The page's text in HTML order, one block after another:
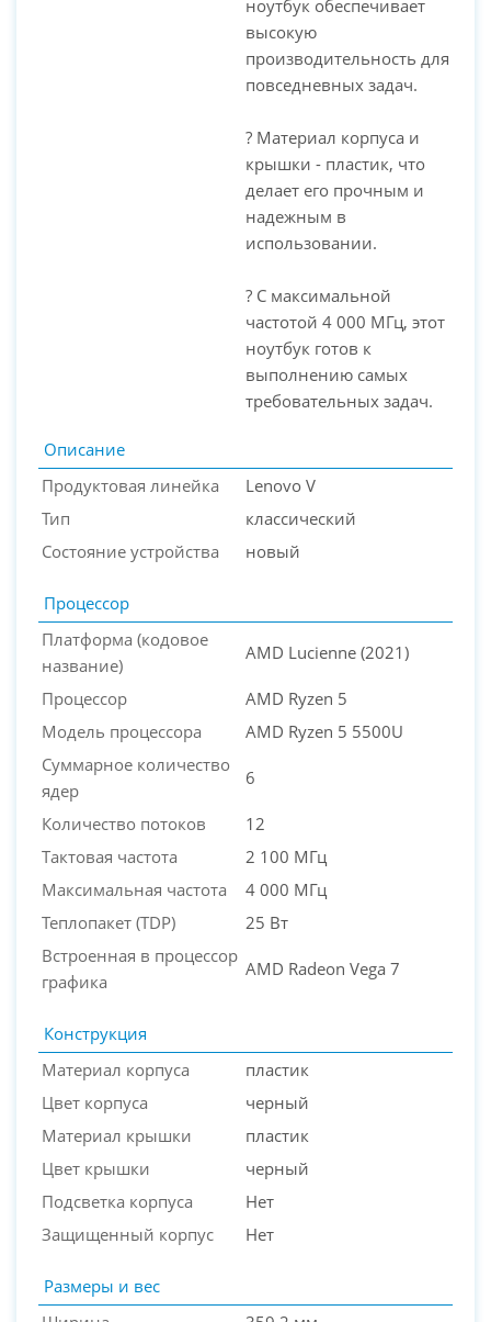
ноутбук обеспечивает
высокую
производительность для
повседневных задач.
? Материал корпуса и
крышки - пластик, что
делает его прочным и
надежным в
использовании.
? С максимальной
частотой 4 000 МГц, этот
ноутбук готов к
выполнению самых
требовательных задач.
Описание
Продуктовая линейка
Lenovo V
Тип
классический
Состояние устройства
новый
Процессор
Платформа (кодовое
название)
AMD Lucienne (2021)
Процессор
AMD Ryzen 5
Модель процессора
AMD Ryzen 5 5500U
Суммарное количество
ядер
6
Количество потоков
12
Тактовая частота
2 100 МГц
Максимальная частота
4 000 МГц
Теплопакет (TDP)
25 Вт
Встроенная в процессор
графика
AMD Radeon Vega 7
Конструкция
Материал корпуса
пластик
Цвет корпуса
черный
Материал крышки
пластик
Цвет крышки
черный
Подсветка корпуса
Нет
Защищенный корпус
Нет
Размеры и вес